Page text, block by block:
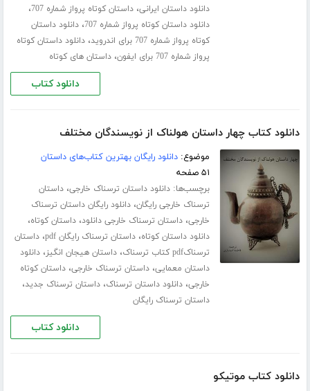
دانلود داستان ایرانی،داستان کوتاه پرواز شماره 707 ،
دانلود داستان کوتاه پرواز شماره 707 ،دانلود داستان
کوتاه پرواز شماره 707 برای اندروید
،دانلود داستان کوتاه
پرواز شماره 707 برای ایفون
،داستان های کوتاه
دانلود کتاب
دانلود کتاب چهار داستان هولناک از نویسندگان مختلف
موضوع:دانلود رایگان بهترین کتاب‌های داستان
۵۱ صفحه
برچسب‌ها:دانلود داستان ترسناک خارجی،داستان
ترسناک خارجی رایگان،دانلود رایگان داستان ترسناک
خارجی،داستان ترسناک خارجی دانلود،داستان کوتاه،
دانلود داستان کوتاه،داستان ترسناک رایگان pdf ،داستان
ترسناکpdf کتاب ترسناک
،داستان هیجان انگیز،دانلود
داستان معمایی،داستان ترسناک خارجی،داستان کوتاه
خارجی،دانلود داستان ترسناک،داستان ترسناک جدید،
داستان ترسناک رایگان
دانلود کتاب
دانلود کتاب موتیکو